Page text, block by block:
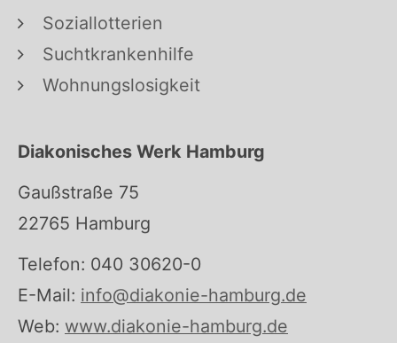
Soziallotterien
Suchtkrankenhilfe
Wohnungslosigkeit
Diakonisches Werk Hamburg
Gaußstraße 75
22765 Hamburg
Telefon: 040 30620-0
E-Mail: info@diakonie-hamburg.de
Web: www.diakonie-hamburg.de